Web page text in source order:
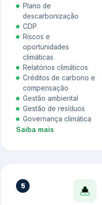
Plano de
descarbonização
CDP
Riscos e
oportunidades
climáticas
Relatórios climáticos
Créditos de carbono e
compensação
Gestão ambiental
Gestão de resíduos
Governança climática
Saiba mais
5